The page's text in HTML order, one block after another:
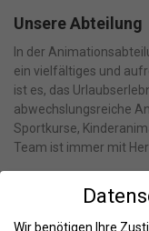
Unsere Abteilung
In der
ein vielfältiges und
ist es, das
abwechslungsreiche
Sportkurse,
Team ist immer mit
:
internationalen
Wir benötigen Ihre